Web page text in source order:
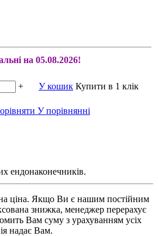
на 05.08.2026!
+ У кошик Купити в 1 клік
У порівнянні
ендонаконечників.
ціна. Якщо Ви є нашим постійним
знижка, менеджер перерахує
Вам суму з урахуванням усіх
надає Вам.